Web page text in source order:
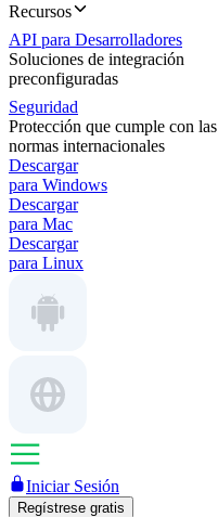
Recursos
API para Desarrolladores
Soluciones de integración
preconfiguradas
Seguridad
Protección que cumple con las
normas internacionales
Descargar
para Windows
Descargar
para Mac
Descargar
para Linux
Iniciar Sesión
Regístrese gratis